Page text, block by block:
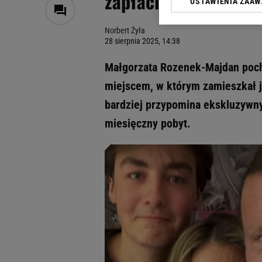
Norbert Żyła
28 sierpnia 2025, 14:38
Małgorzata Rozenek-Majdan
miejscem, w którym
bardziej przypomina
miesięczny pobyt.
Klikając „Akceptuję”
odnośnik „Ustawienia
My, nasi Zaufani
Użycie dokładnych
Przechowywanie
badnie odbiorców i